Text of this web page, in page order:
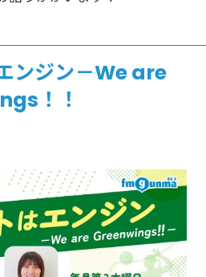
ンジン－We are
！！